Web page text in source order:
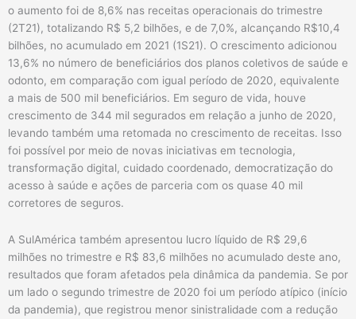
o aumento foi de 8,6% nas receitas operacionais do trimestre
(2T21), totalizando R$ 5,2 bilhões, e de 7,0%, alcançando R$10,4
bilhões, no acumulado em 2021 (1S21). O crescimento adicionou
13,6% no número de beneficiários dos planos coletivos de saúde e
odonto, em comparação com igual período de 2020, equivalente
a mais de 500 mil beneficiários. Em seguro de vida, houve
crescimento de 344 mil segurados em relação a junho de 2020,
levando também uma retomada no crescimento de receitas. Isso
foi possível por meio de novas iniciativas em tecnologia,
transformação digital, cuidado coordenado, democratização do
acesso à saúde e ações de parceria com os quase 40 mil
corretores de seguros.
A SulAmérica também apresentou lucro líquido de R$ 29,6
milhões no trimestre e R$ 83,6 milhões no acumulado deste ano,
resultados que foram afetados pela dinâmica da pandemia. Se por
um lado o segundo trimestre de 2020 foi um período atípico (início
da pandemia), que registrou menor sinistralidade com a redução